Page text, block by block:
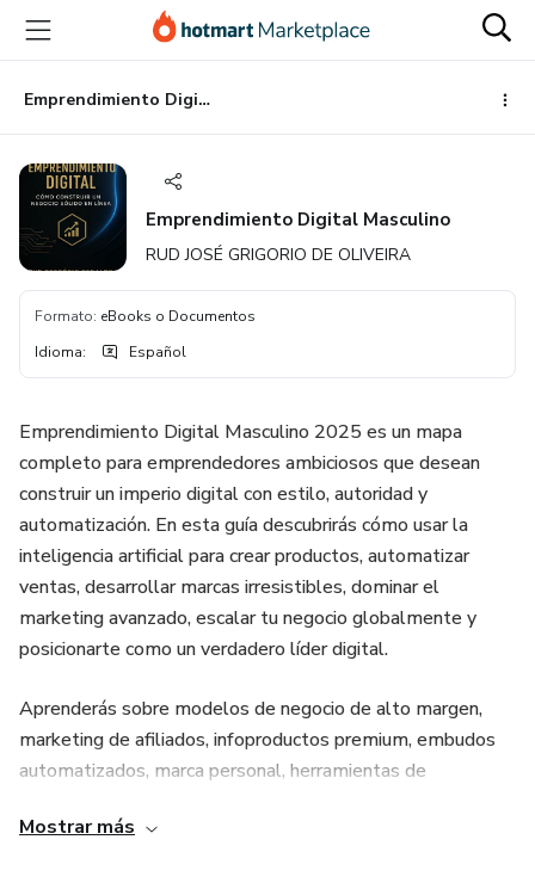
principal
página
de
página
Emprendimiento Digital Masculino
Emprendimiento Digital Masculino
RUD JOSÉ GRIGORIO DE OLIVEIRA
Formato: eBooks o Documentos
Idioma: Español
Emprendimiento Digital Masculino 2025 es un mapa
completo para emprendedores ambiciosos que desean
construir un imperio digital con estilo, autoridad y
automatización. En esta guía descubrirás cómo usar la
inteligencia artificial para crear productos, automatizar
ventas, desarrollar marcas irresistibles, dominar el
marketing avanzado, escalar tu negocio globalmente y
posicionarte como un verdadero líder digital.
Aprenderás sobre modelos de negocio de alto margen,
marketing de afiliados, infoproductos premium, embudos
automatizados, marca personal, herramientas de
digitales más poderosas para 2025. Todo diseñado para
Mostrar más